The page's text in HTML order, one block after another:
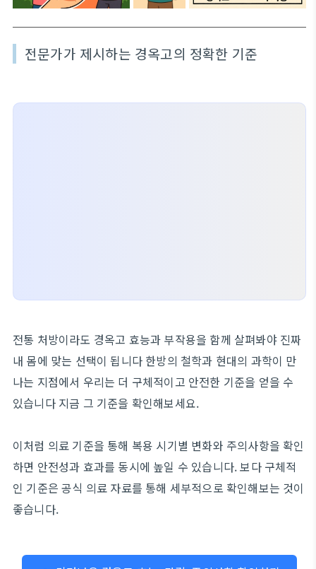
전문가가 제시하는 경옥고의 정확한 기준
전통 처방이라도 경옥고 효능과 부작용을 함께 살펴봐야 진짜
내 몸에 맞는 선택이 됩니다 한방의 철학과 현대의 과학이 만
나는 지점에서 우리는 더 구체적이고 안전한 기준을 얻을 수
있습니다 지금 그 기준을 확인해보세요.
이처럼 의료 기준을 통해 복용 시기별 변화와 주의사항을 확인
하면 안전성과 효과를 동시에 높일 수 있습니다. 보다 구체적
인 기준은 공식 의료 자료를 통해 세부적으로 확인해보는 것이
좋습니다.